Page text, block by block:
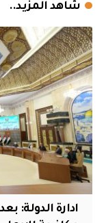
شاهد المزيد..